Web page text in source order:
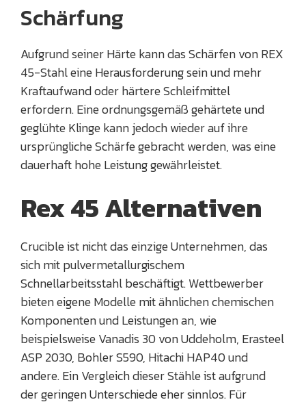
Schärfung
Aufgrund seiner Härte kann das Schärfen von REX
45-Stahl eine Herausforderung sein und mehr
Kraftaufwand oder härtere Schleifmittel
erfordern. Eine ordnungsgemäß gehärtete und
geglühte Klinge kann jedoch wieder auf ihre
ursprüngliche Schärfe gebracht werden, was eine
dauerhaft hohe Leistung gewährleistet.
Rex 45 Alternativen
Crucible ist nicht das einzige Unternehmen, das
sich mit pulvermetallurgischem
Schnellarbeitsstahl beschäftigt. Wettbewerber
bieten eigene Modelle mit ähnlichen chemischen
Komponenten und Leistungen an, wie
beispielsweise Vanadis 30 von Uddeholm, Erasteel
ASP 2030, Bohler S590, Hitachi HAP40 und
andere. Ein Vergleich dieser Stähle ist aufgrund
der geringen Unterschiede eher sinnlos. Für